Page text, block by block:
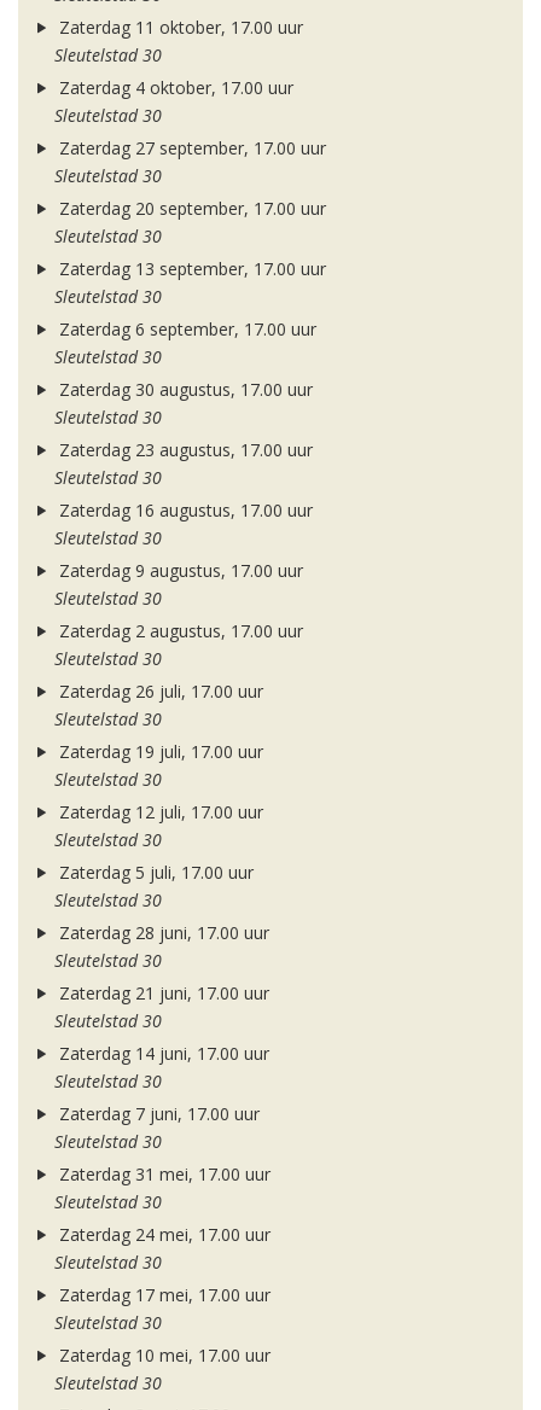
Zaterdag 11 oktober, 17.00 uur
Sleutelstad 30
Zaterdag 4 oktober, 17.00 uur
Sleutelstad 30
Zaterdag 27 september, 17.00 uur
Sleutelstad 30
Zaterdag 20 september, 17.00 uur
Sleutelstad 30
Zaterdag 13 september, 17.00 uur
Sleutelstad 30
Zaterdag 6 september, 17.00 uur
Sleutelstad 30
Zaterdag 30 augustus, 17.00 uur
Sleutelstad 30
Zaterdag 23 augustus, 17.00 uur
Sleutelstad 30
Zaterdag 16 augustus, 17.00 uur
Sleutelstad 30
Zaterdag 9 augustus, 17.00 uur
Sleutelstad 30
Zaterdag 2 augustus, 17.00 uur
Sleutelstad 30
Zaterdag 26 juli, 17.00 uur
Sleutelstad 30
Zaterdag 19 juli, 17.00 uur
Sleutelstad 30
Zaterdag 12 juli, 17.00 uur
Sleutelstad 30
Zaterdag 5 juli, 17.00 uur
Sleutelstad 30
Zaterdag 28 juni, 17.00 uur
Sleutelstad 30
Zaterdag 21 juni, 17.00 uur
Sleutelstad 30
Zaterdag 14 juni, 17.00 uur
Sleutelstad 30
Zaterdag 7 juni, 17.00 uur
Sleutelstad 30
Zaterdag 31 mei, 17.00 uur
Sleutelstad 30
Zaterdag 24 mei, 17.00 uur
Sleutelstad 30
Zaterdag 17 mei, 17.00 uur
Sleutelstad 30
Zaterdag 10 mei, 17.00 uur
Sleutelstad 30